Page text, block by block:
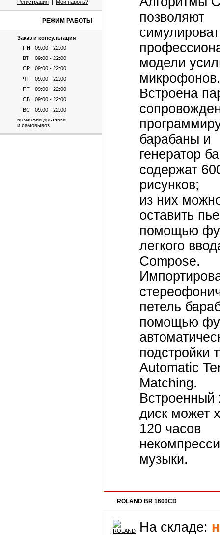
Регистрация | Мой пароль?
РЕЖИМ РАБОТЫ
Заказ и консультация
ПН
09:00 - 22:00
ВТ
09:00 - 22:00
СР
09:00 - 22:00
ЧТ
09:00 - 22:00
ПТ
09:00 - 22:00
СБ
09:00 - 22:00
ВС
09:00 - 22:00
возможна доставка
и самовывоз
позволяют
модели
микрофонов.
Встроена
барабаны и
генератор
содержат
рисунков;
из них
оставить
помощью
легкого
Compose.
петель
помощью
подстройки
Automatic
Matching.
Встроенный
диск может
120 часов
музыки.
ROLAND BR 1600CD
На складе: